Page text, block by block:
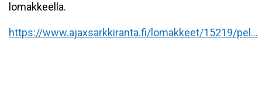
lomakkeella.
https://www.ajaxsarkkiranta.fi/lomakkeet/15219/pel...